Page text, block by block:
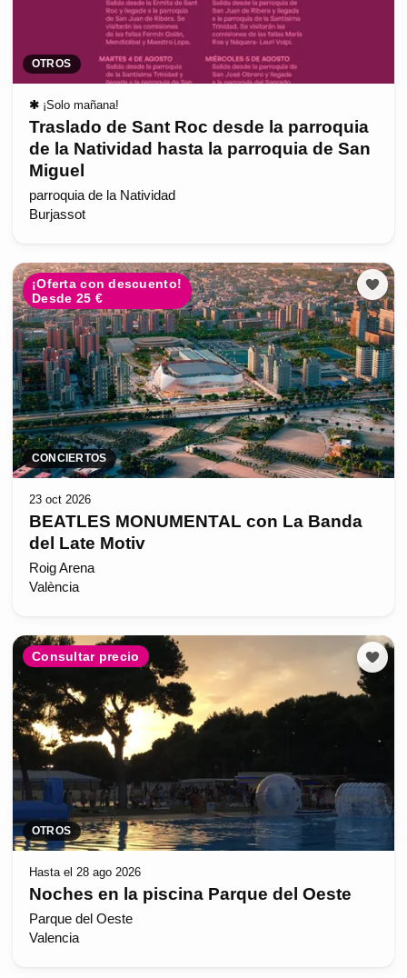
OTROS
✱ ¡Solo mañana!
Traslado de Sant Roc desde la parroquia
de la Natividad hasta la parroquia de San
Miguel
parroquia de la Natividad
Burjassot
¡Oferta con descuento!
Desde 25 €
CONCIERTOS
23 oct 2026
BEATLES MONUMENTAL con La Banda
del Late Motiv
Roig Arena
València
Consultar precio
OTROS
Hasta el 28 ago 2026
Noches en la piscina Parque del Oeste
Parque del Oeste
Valencia